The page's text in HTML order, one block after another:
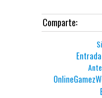
Comparte: